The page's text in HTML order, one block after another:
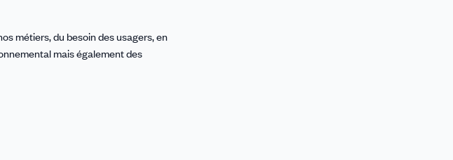
métiers, du besoin des usagers, en
mais également des